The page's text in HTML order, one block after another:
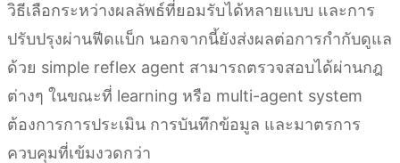
วิธีเลือกระหว่างผลลัพธ์ที่ยอมรับได้หลายแบบ และการ
ปรับปรุงผ่านฟีดแบ็ก นอกจากนี้ยังส่งผลต่อการกำกับดูแล
ด้วย simple reflex agent สามารถตรวจสอบได้ผ่านกฎ
ต่างๆ ในขณะที่ learning หรือ multi-agent system
ต้องการการประเมิน การบันทึกข้อมูล และมาตรการ
ควบคุมที่เข้มงวดกว่า